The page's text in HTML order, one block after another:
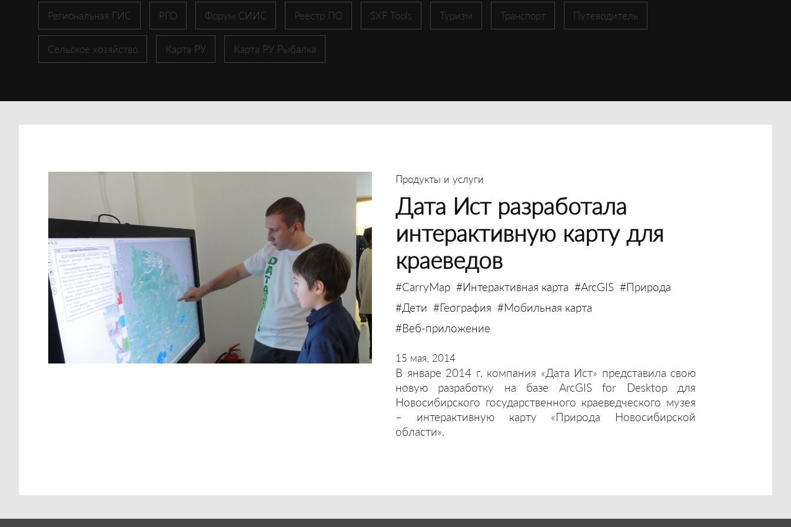
Региональная ГИС РГО Форум СИИС Реестр ПО SXF Tools Туризм Транспорт Путеводитель
Сельское хозяйство Карта РУ Карта РУ Рыбалка
Продукты и услуги
Дата Ист разработала
интерактивную карту для
краеведов
#CarryMap #Интерактивная карта #ArcGIS #Природа
#Дети #География #Мобильная карта
#Веб-приложение
15 мая, 2014
В январе 2014 г. компания «Дата Ист» представила свою
новую разработку на базе ArcGIS for Desktop для
Новосибирского государственного краеведческого музея
– интерактивную карту «Природа Новосибирской
области».